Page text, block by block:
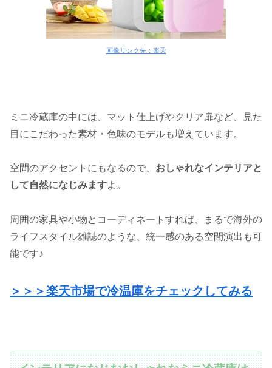
画像リンク先：楽天
ミニ冷蔵庫の中には、マット仕上げやクリア扉など、見た
目にこだわった素材・色味のモデルも増えています。
空間のアクセントにもなるので、 おしゃれなインテリアと
して自然になじみますよ。
周囲の家具や小物とコーディネートすれば、まるで海外の
ライフスタイル雑誌のような、統一感のある空間演出も可
能です♪
＞＞＞楽天市場で冷温庫をチェックしてみる